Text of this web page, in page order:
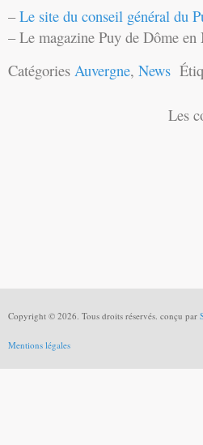
–Le site du conseil général du
– Le magazine Puy de Dôme en
Catégories Auvergne, News
Les
Copyright © 2026. Tous droits réservés. conçu par
Mentions légales